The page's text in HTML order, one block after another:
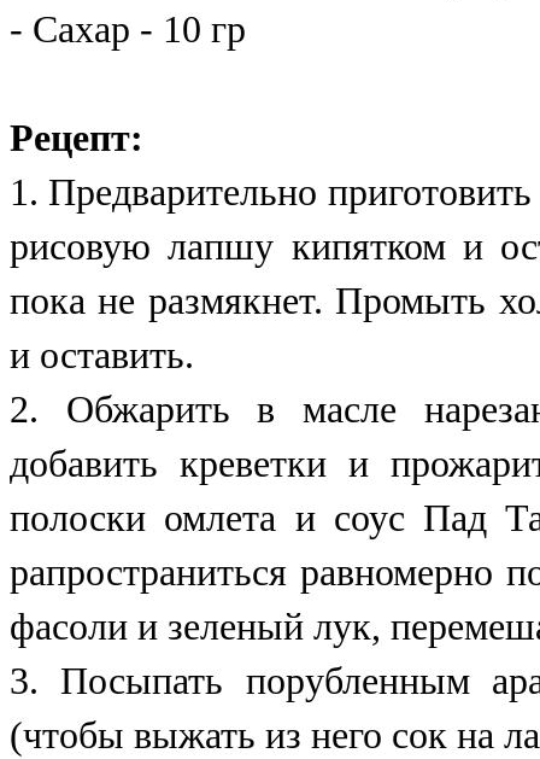
- Сахар - 10 гр
Рецепт:
1. Предварительно
рисовую лапшу кипятком и
пока не размякнет. Промыть
и оставить.
2. Обжарить в масле
добавить креветки и
полоски омлета и соус Пад
рапространиться равномерно
фасоли и зеленый лук,
3. Посыпать порубленным
(чтобы выжать из него сок на